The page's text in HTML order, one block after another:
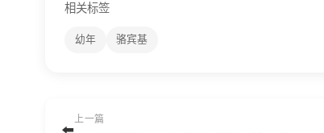
相关标签
幼年 骆宾基
上一篇